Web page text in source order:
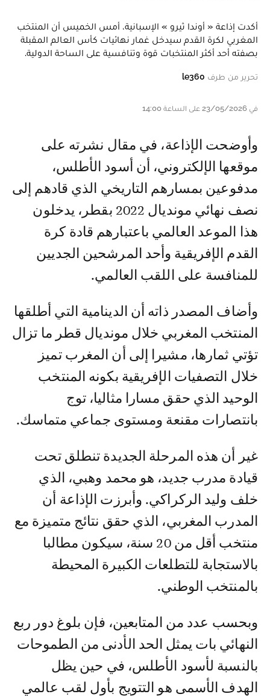
أكدت إذاعة « أوندا ثيرو » الإسبانية، أمس الخميس أن المنتخب
المغربي لكرة القدم سيدخل غمار نهائيات كأس العالم المقبلة
بصفته أحد أكثر المنتخبات قوة وتنافسية على الساحة الدولية.
تحرير من طرف le360
في 23/05/2026 على الساعة 14:00
وأوضحت الإذاعة، في مقال نشرته على
موقعها الإلكتروني، أن أسود الأطلس،
مدفوعين بمسارهم التاريخي الذي قادهم إلى
نصف نهائي مونديال 2022 بقطر، يدخلون
هذا الموعد العالمي باعتبارهم قادة كرة
القدم الإفريقية وأحد المرشحين الجديين
للمنافسة على اللقب العالمي.
وأضاف المصدر ذاته أن الدينامية التي أطلقها
المنتخب المغربي خلال مونديال قطر ما تزال
تؤتي ثمارها، مشيرا إلى أن المغرب تميز
خلال التصفيات الإفريقية بكونه المنتخب
الوحيد الذي حقق مسارا مثاليا، توج
بانتصارات مقنعة ومستوى جماعي متماسك.
غير أن هذه المرحلة الجديدة تنطلق تحت
قيادة مدرب جديد، هو محمد وهبي، الذي
خلف وليد الركراكي. وأبرزت الإذاعة أن
المدرب المغربي، الذي حقق نتائج متميزة مع
منتخب أقل من 20 سنة، سيكون مطالبا
بالاستجابة للتطلعات الكبيرة المحيطة
بالمنتخب الوطني.
وبحسب عدد من المتابعين، فإن بلوغ دور ربع
النهائي بات يمثل الحد الأدنى من الطموحات
بالنسبة لأسود الأطلس، في حين يظل
الهدف الأسمى هو التتويج بأول لقب عالمي